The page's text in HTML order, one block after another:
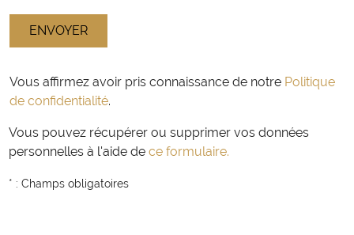
Vous affirmez avoir pris connaissance de notre Politique
de confidentialité.
Vous pouvez récupérer ou supprimer vos données
personnelles à l'aide de ce formulaire.
* : Champs obligatoires